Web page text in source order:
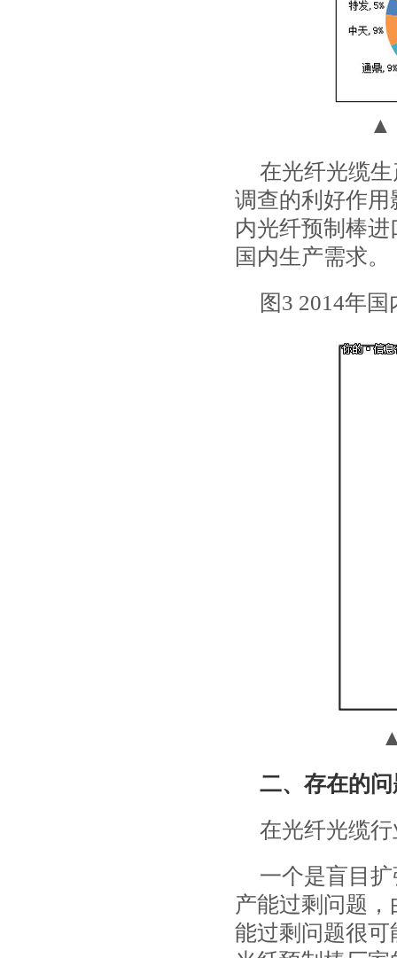
▲
在光纤光缆
调查的利好作
内光纤预制棒进
国内生产需求。
图32014年国
二、存在的
在光纤光缆
一个是盲目
产能过剩问题
能过剩问题很可